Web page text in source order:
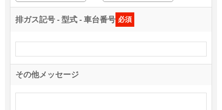
排ガス記号 - 型式 - 車台番号 必須
その他メッセージ